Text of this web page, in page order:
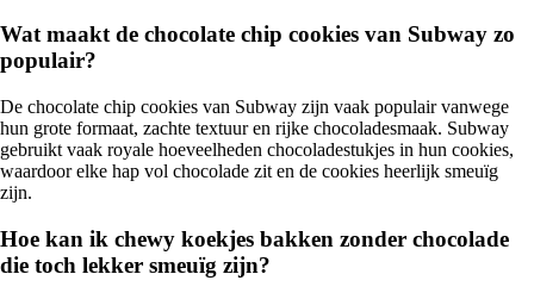
Wat maakt de chocolate chip cookies van Subway zo
populair?
De chocolate chip cookies van Subway zijn vaak populair vanwege
hun grote formaat, zachte textuur en rijke chocoladesmaak. Subway
gebruikt vaak royale hoeveelheden chocoladestukjes in hun cookies,
waardoor elke hap vol chocolade zit en de cookies heerlijk smeuïg
zijn.
Hoe kan ik chewy koekjes bakken zonder chocolade
die toch lekker smeuïg zijn?